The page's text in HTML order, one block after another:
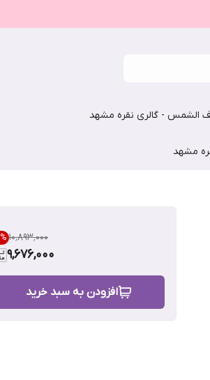
الشمس - گالری نقره مشهد
مشهد
۱۰٬۸۹۳٬۰۰۰ %
9,676,000
افزودن به سبد خرید